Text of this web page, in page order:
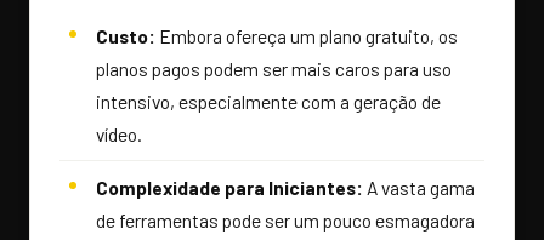
Custo: Embora ofereça um plano gratuito, os
planos pagos podem ser mais caros para uso
intensivo, especialmente com a geração de
vídeo.
Complexidade para Iniciantes: A vasta gama
de ferramentas pode ser um pouco esmagadora